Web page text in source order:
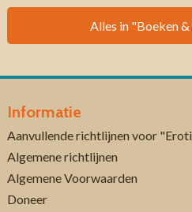
Alles in "Boeken
Informatie
Aanvullende richtlijnen voor
Algemene richtlijnen
Algemene Voorwaarden
Doneer